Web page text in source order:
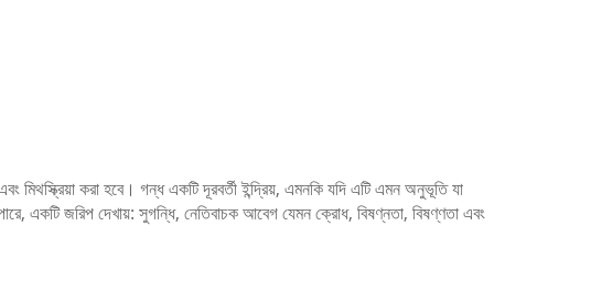
মিথস্ক্রিয়া করা হবে। গন্ধ একটি দূরবর্তী ইন্দ্রিয়, এমনকি যদি এটি এমন অনুভূতি যা
একটি জরিপ দেখায়: সুগন্ধি, নেতিবাচক আবেগ যেমন ক্রোধ, বিষণ্নতা, বিষণ্ণতা এবং